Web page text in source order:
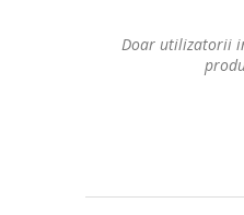
Doar utilizatorii